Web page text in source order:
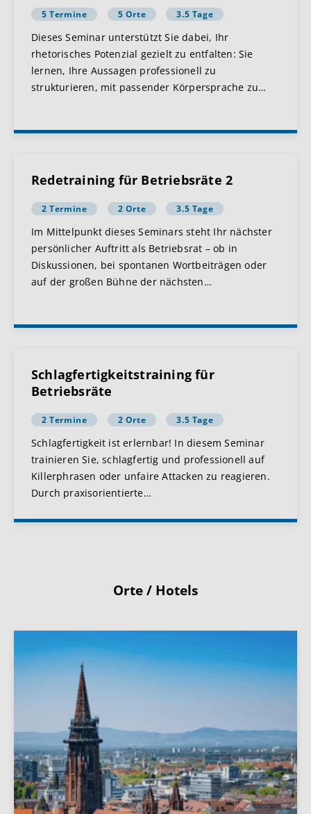
5 Termine 5 Orte 3.5 Tage
Dieses Seminar unterstützt Sie dabei, Ihr
rhetorisches Potenzial gezielt zu entfalten: Sie
lernen, Ihre Aussagen professionell zu
strukturieren, mit passender Körpersprache zu…
Redetraining für Betriebsräte 2
2 Termine 2 Orte 3.5 Tage
Im Mittelpunkt dieses Seminars steht Ihr nächster
persönlicher Auftritt als Betriebsrat – ob in
Diskussionen, bei spontanen Wortbeiträgen oder
auf der großen Bühne der nächsten…
Schlagfertigkeitstraining für
Betriebsräte
2 Termine 2 Orte 3.5 Tage
Schlagfertigkeit ist erlernbar! In diesem Seminar
trainieren Sie, schlagfertig und professionell auf
Killerphrasen oder unfaire Attacken zu reagieren.
Durch praxisorientierte…
Orte / Hotels